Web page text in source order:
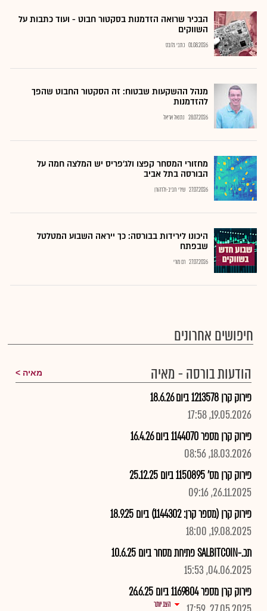
הבכיר שרואה הזדמנות בסקטור חבוט - ועוד כתבות על
השווקים
01.08.2026 כתבי גלובס
מנהל ההשקעות שבטוח: זה הסקטור החבוט שהפך
להזדמנות
28.07.2026 נתנאל אריאל
מחזורי המסחר קפצו ולג'פריס יש המלצה חמה על
הבורסה בתל אביב
27.07.2026 שירי חביב-ולדהורן
היכונו לירידות בבורסה: כך ייראה השבוע המטלטל
שבפתח
27.07.2026 רם מורי
חיפושים אחרונים
הודעות בורסה - מאיה
מאיה
פירוק קרן 1213578 ביום 18.6.26
19.05.2026, 17:58
פירוק קרן מספר 1144070 ביום 16.4.26
18.03.2026, 08:56
פירוק קרן מס' 1150895 ביום 25.12.25
26.11.2025, 09:16
פירוק קרן (מספר קרן: 1144302) ביום 18.9.25
19.08.2025, 18:00
תכ.-SALBITCOIN פתיחת מסחר ביום 10.6.25
04.06.2025, 15:53
פירוק קרן מספר 1169804 ביום 26.6.25
הצג יותר